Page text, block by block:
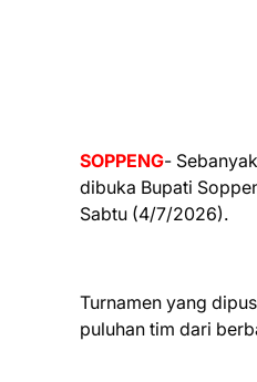
SOPPENG-
dibuka Bupati
Sabtu (4/7/2026).
Turnamen yang
puluhan tim dari